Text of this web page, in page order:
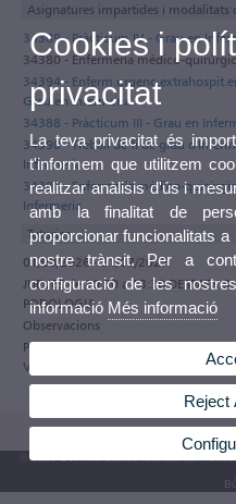
Asignatures impartides i modalitats
34389 - Pràcticum IV - Grau en
34380 - Enfermería médico-
34394 -
Grau en Infermeria
34388 - Pràcticum III - Grau en
34390 - Treball de fi de grau
Infermeria
34380 - Enfermería médico-
Infermeria
Tutories
01/09/2026 - 31/07/2027
JUEVES de 10:30 a 13:30 DESPATX
PODOLOGIA
Observacions
Participa en el programa de tutories
València
© 2026 UV. - Av. Blasco Ibáñez, 13.
Cookies i
privacitat
La teva privacitat és
t'informem que utilitzem
realitzar anàlisis d'ús i
amb la finalitat de
proporcionar funcionalitats
nostre trànsit. Per a
configuració de les
informació Més informació
Reject